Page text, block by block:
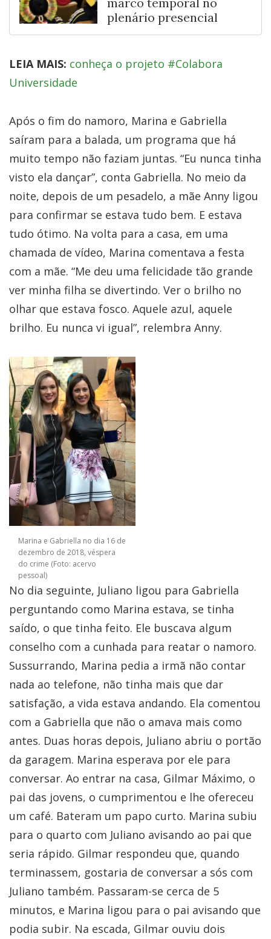
plenário presencial
LEIA MAIS: conheça o projeto #Colabora
Universidade
Após o fim do namoro, Marina e Gabriella
saíram para a balada, um programa que há
muito tempo não faziam juntas. “Eu nunca tinha
visto ela dançar”, conta Gabriella. No meio da
noite, depois de um pesadelo, a mãe Anny ligou
para confirmar se estava tudo bem. E estava
tudo ótimo. Na volta para a casa, em uma
chamada de vídeo, Marina comentava a festa
com a mãe. “Me deu uma felicidade tão grande
ver minha filha se divertindo. Ver o brilho no
olhar que estava fosco. Aquele azul, aquele
brilho. Eu nunca vi igual”, relembra Anny.
Marina e Gabriella no dia 16 de
dezembro de 2018, véspera
do crime (Foto: acervo
pessoal)
No dia seguinte, Juliano ligou para Gabriella
perguntando como Marina estava, se tinha
saído, o que tinha feito. Ele buscava algum
conselho com a cunhada para reatar o namoro.
Sussurrando, Marina pedia a irmã não contar
nada ao telefone, não tinha mais que dar
satisfação, a vida estava andando. Ela comentou
com a Gabriella que não o amava mais como
antes. Duas horas depois, Juliano abriu o portão
da garagem. Marina esperava por ele para
conversar. Ao entrar na casa, Gilmar Máximo, o
pai das jovens, o cumprimentou e lhe ofereceu
um café. Bateram um papo curto. Marina subiu
para o quarto com Juliano avisando ao pai que
seria rápido. Gilmar respondeu que, quando
terminassem, gostaria de conversar a sós com
Juliano também. Passaram-se cerca de 5
minutos, e Marina ligou para o pai avisando que
podia subir. Na escada, Gilmar ouviu dois